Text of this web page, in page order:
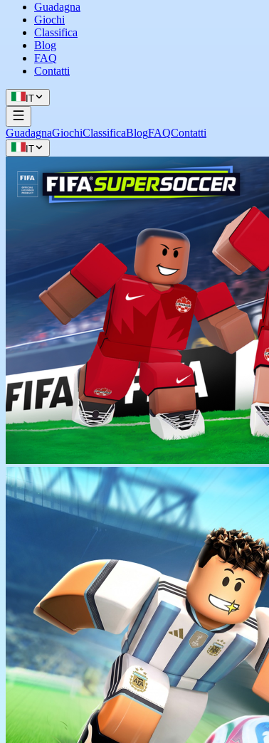
Guadagna
Giochi
Classifica
Blog
FAQ
Contatti
IT
GuadagnaGiochiClassificaBlogFAQContatti
IT